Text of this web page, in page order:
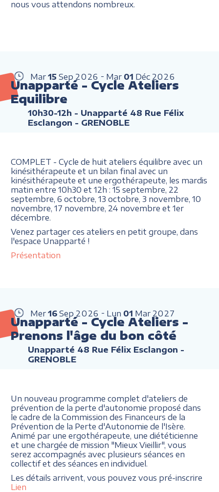
nous vous attendons nombreux.
Mar 15 Sep 2026 Mar 01 Déc 2026
Unapparté - Cycle Ateliers
Equilibre
10h30-12h - Unapparté 48 Rue Félix
Esclangon - GRENOBLE
COMPLET - Cycle de huit ateliers équilibre avec un
kinésithérapeute et un bilan final avec un
kinésithérapeute et une ergothérapeute, les mardis
matin entre 10h30 et 12h : 15 septembre, 22
septembre, 6 octobre, 13 octobre, 3 novembre, 10
novembre, 17 novembre, 24 novembre et 1er
décembre.
Venez partager ces ateliers en petit groupe, dans
l'espace Unapparté !
Présentation
Mer 16 Sep 2026 Lun 01 Mar 2027
Unapparté - Cycle Ateliers -
Prenons l'âge du bon côté
Unapparté 48 Rue Félix Esclangon -
GRENOBLE
Un nouveau programme complet d'ateliers de
prévention de la perte d'autonomie proposé dans
le cadre de la Commission des Financeurs de la
Prévention de la Perte d'Autonomie de l'Isère.
Animé par une ergothérapeute, une diététicienne
et une chargée de mission "Mieux Vieillir", vous
serez accompagnés avec plusieurs séances en
collectif et des séances en individuel.
Les détails arrivent, vous pouvez vous pré-inscrire
Lien